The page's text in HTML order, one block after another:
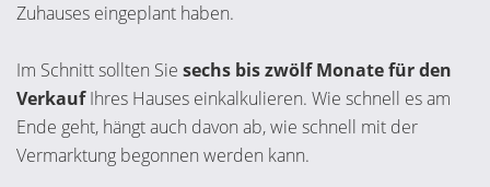
Zuhauses eingeplant haben.
Im Schnitt sollten Sie sechs bis zwölf Monate für den
VerkaufIhres Hauses einkalkulieren. Wie schnell es am
Ende geht, hängt auch davon ab, wie schnell mit der
Vermarktung begonnen werden kann.